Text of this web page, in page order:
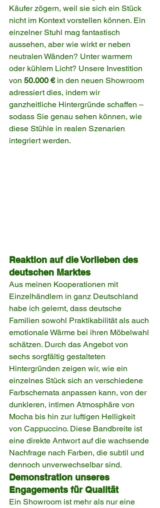
Käufer zögern, weil sie sich ein Stück
nicht im Kontext vorstellen können. Ein
einzelner Stuhl mag fantastisch
aussehen, aber wie wirkt er neben
neutralen Wänden? Unter warmem
oder kühlem Licht? Unsere Investition
von 50.000 € in den neuen Showroom
adressiert dies, indem wir
ganzheitliche Hintergründe schaffen –
sodass Sie genau sehen können, wie
diese Stühle in realen Szenarien
integriert werden.
Reaktion auf die Vorlieben des
deutschen Marktes
Aus meinen Kooperationen mit
Einzelhändlern in ganz Deutschland
habe ich gelernt, dass deutsche
Familien sowohl Praktikabilität als auch
emotionale Wärme bei ihren Möbelwahl
schätzen. Durch das Angebot von
sechs sorgfältig gestalteten
Hintergründen zeigen wir, wie ein
einzelnes Stück sich an verschiedene
Farbschemata anpassen kann, von der
dunkleren, intimen Atmosphäre von
Mocha bis hin zur luftigen Helligkeit
von Cappuccino. Diese Bandbreite ist
eine direkte Antwort auf die wachsende
Nachfrage nach Farben, die subtil und
dennoch unverwechselbar sind.
Demonstration unseres
Engagements für Qualität
Ein Showroom ist mehr als nur eine